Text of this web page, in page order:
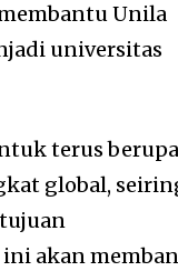
Unila
universitas
terus
global,
akan